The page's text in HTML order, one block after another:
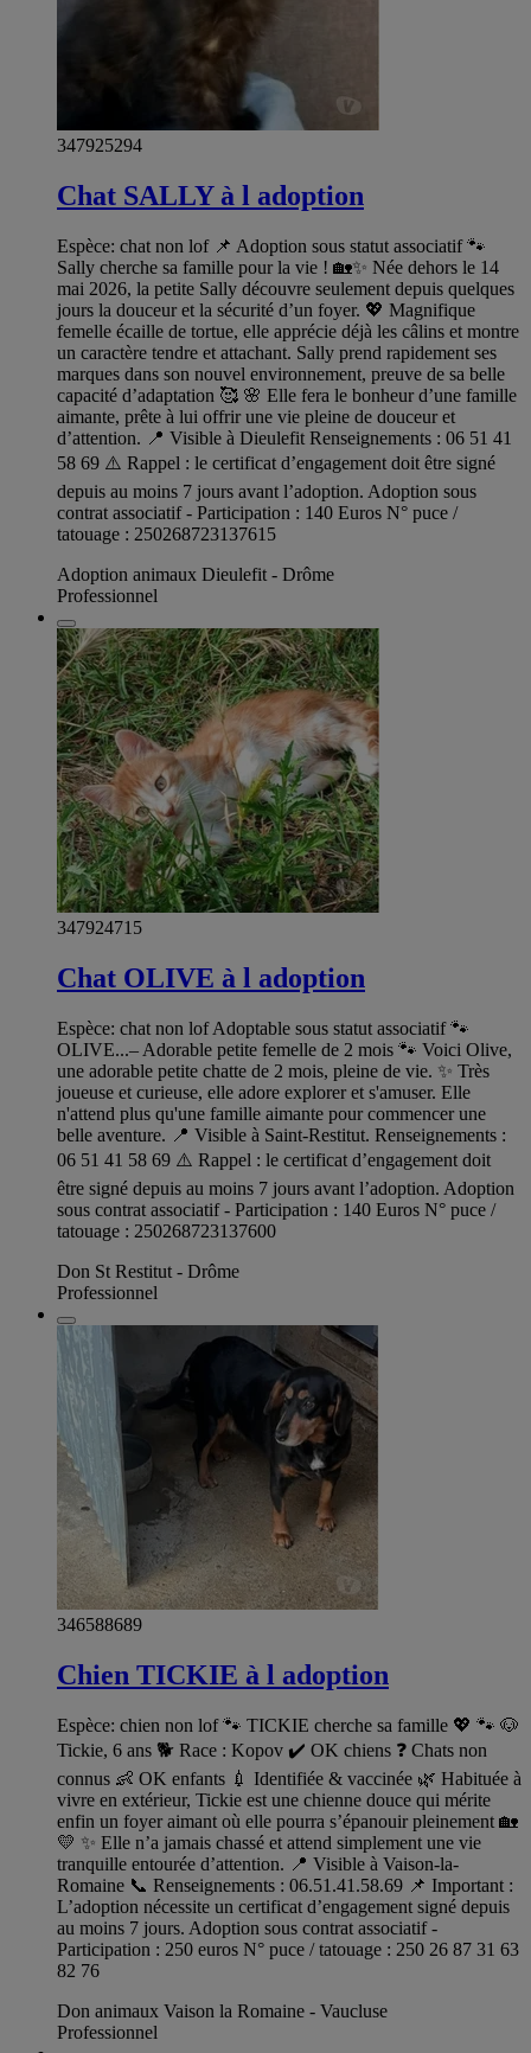
347925294
Chat SALLY à l adoption
Espèce: chat non lof 📌 Adoption sous statut associatif 🐾
Sally cherche sa famille pour la vie ! 🏡✨ Née dehors le 14
mai 2026, la petite Sally découvre seulement depuis quelques
jours la douceur et la sécurité d’un foyer. 💖 Magnifique
femelle écaille de tortue, elle apprécie déjà les câlins et montre
un caractère tendre et attachant. Sally prend rapidement ses
marques dans son nouvel environnement, preuve de sa belle
capacité d’adaptation 🥰 🌸 Elle fera le bonheur d’une famille
aimante, prête à lui offrir une vie pleine de douceur et
d’attention. 📍 Visible à Dieulefit Renseignements : 06 51 41
58 69 ⚠️ Rappel : le certificat d’engagement doit être signé
depuis au moins 7 jours avant l’adoption. Adoption sous
contrat associatif - Participation : 140 Euros N° puce /
tatouage : 250268723137615
Adoption animaux Dieulefit - Drôme
Professionnel
347924715
Chat OLIVE à l adoption
Espèce: chat non lof Adoptable sous statut associatif 🐾
OLIVE...– Adorable petite femelle de 2 mois 🐾 Voici Olive,
une adorable petite chatte de 2 mois, pleine de vie. ✨ Très
joueuse et curieuse, elle adore explorer et s'amuser. Elle
n'attend plus qu'une famille aimante pour commencer une
belle aventure. 📍 Visible à Saint-Restitut. Renseignements :
06 51 41 58 69 ⚠️ Rappel : le certificat d’engagement doit
être signé depuis au moins 7 jours avant l’adoption. Adoption
sous contrat associatif - Participation : 140 Euros N° puce /
tatouage : 250268723137600
Don St Restitut - Drôme
Professionnel
346588689
Chien TICKIE à l adoption
Espèce: chien non lof 🐾 TICKIE cherche sa famille 💖 🐾 🐶
Tickie, 6 ans 🐕 Race : Kopov ✔️ OK chiens ❓ Chats non
connus 👶 OK enfants 💉 Identifiée & vaccinée 🌿 Habituée à
vivre en extérieur, Tickie est une chienne douce qui mérite
enfin un foyer aimant où elle pourra s’épanouir pleinement 🏡
💛 ✨ Elle n’a jamais chassé et attend simplement une vie
tranquille entourée d’attention. 📍 Visible à Vaison-la-
Romaine 📞 Renseignements : 06.51.41.58.69 📌 Important :
L’adoption nécessite un certificat d’engagement signé depuis
au moins 7 jours. Adoption sous contrat associatif -
Participation : 250 euros N° puce / tatouage : 250 26 87 31 63
82 76
Don animaux Vaison la Romaine - Vaucluse
Professionnel